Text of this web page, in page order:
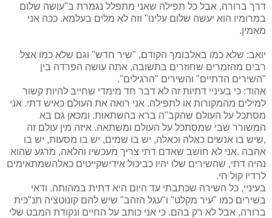
דרך ברורה, אבל כל תפילה שאני מתפלל נגמרת ב"עושה שלום
במרומיו הוא יעשה שלום עלינו" וזה לא מלים בעלמא. ככה אני
מאמין.
יואב: שלא כמו באלבומך הקודם, "שיר חדש" וגם שלא כמו אצל
רבים מהזמרים שחוזרים בתשובה, אתה עושה הפרדה בין
"השירים הדתיים" והשירים "הרגילים".
אהוד: כי בעיניי דתיות זה לא דבר חד מימדי שחייב להיות קשור
למילים מהמקורות או לתפילה. אני רואה את העולם כאיש דתי. אני
מסתכל על העולם שהקב"ה ברא בהשתאות. ומכאן גם בא
המשורר שבי שמסתכל על העולם ומשתאה. איזה מין עולם זה
,שיש בו אנשים כאלה וכאלה, יש בו שמים, יש בו מסעות, יש בו
אהבה .אני לא חושב שאדם דתי צריך מעכשיו והלאה, מרגע שהוא
נהיה דתי, שהשירים שלו יהיו כביכול אידישקייטים כאלהשמתאימים
לרדיו קול חי.
בעיניי, כל השירה שכתבתי עד היום היא דתית במהותה. ודאי
בשירים כמו "עיר מקלט" ו"עגל הזהב" שיש להם קונוטציה תנ"כית
ברורה, אבל לא רק בהם. כי אני כותב על החיים ונקודת המבט שלי